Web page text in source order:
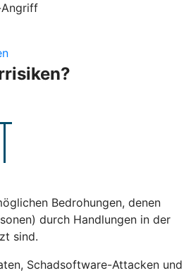
Bedrohungen, denen
durch Handlungen in der
sind.
Schadsoftware-Attacken und